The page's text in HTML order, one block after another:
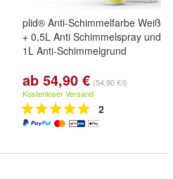
plid® Anti-Schimmelfarbe Weiß
+ 0,5L Anti Schimmelspray und
1L Anti-Schimmelgrund
ab 54,90 € (54,90 €/l)
Kostenloser Versand
2